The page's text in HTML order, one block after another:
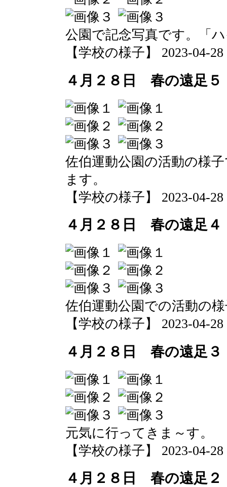
公園で記念写真です。「
【学校の様子】 2023-04-
４月２８日 春の遠足５
佐伯運動公園の活動の様
ます。
【学校の様子】 2023-04-
４月２８日 春の遠足４
佐伯運動公園での活動の
【学校の様子】 2023-04-
４月２８日 春の遠足３
元気に行ってきま～す。
【学校の様子】 2023-04-
４月２８日 春の遠足２